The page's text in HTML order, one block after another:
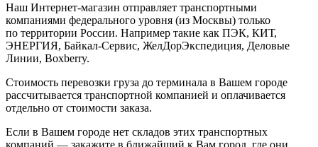
Наш Интернет-магазин отправляет транспортными
компаниями федерального уровня (из Москвы) только
по территории России. Например такие как ПЭК, КИТ,
ЭНЕРГИЯ, Байкал-Сервис, ЖелДорЭкспедиция, Деловые
Линии, Boxberry.
Стоимость перевозки груза до терминала в Вашем городе
рассчитывается транспортной компанией и оплачивается
отдельно от стоимости заказа.
Если в Вашем городе нет складов этих транспортных
компаний — закажите в ближайший к Вам город, где они